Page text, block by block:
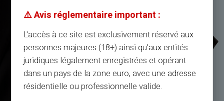
⚠️ Avis réglementaire important :
L'accès à ce site est exclusivement réservé aux
personnes majeures (18+) ainsi qu'aux entités
juridiques légalement enregistrées et opérant
dans un pays de la zone euro, avec une adresse
résidentielle ou professionnelle valide.